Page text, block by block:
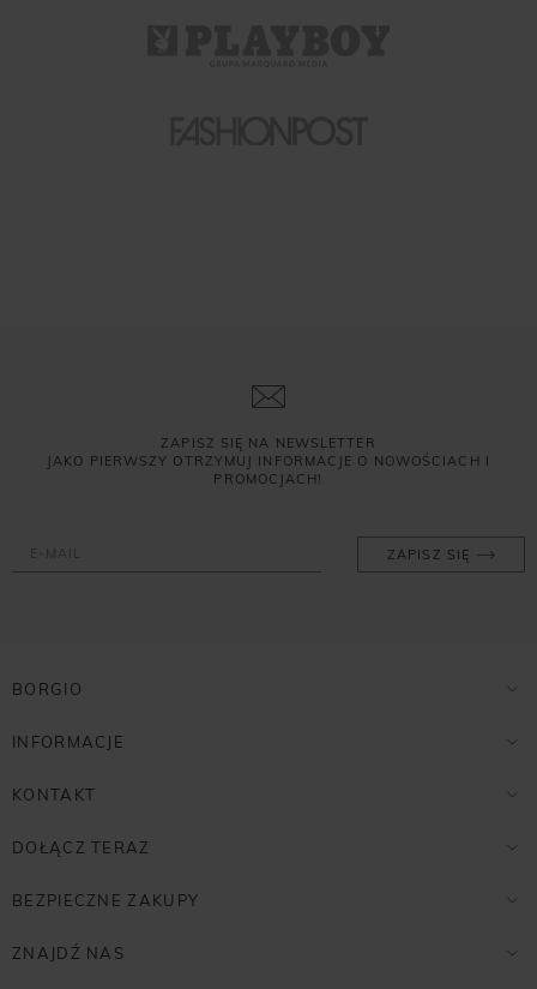
ZAPISZ SIĘ NA NEWSLETTER
JAKO PIERWSZY OTRZYMUJ INFORMACJE O NOWOŚCIACH I
PROMOCJACH!
ZAPISZ SIĘ
BORGIO
INFORMACJE
KONTAKT
DOŁĄCZ TERAZ
BEZPIECZNE ZAKUPY
ZNAJDŹ NAS